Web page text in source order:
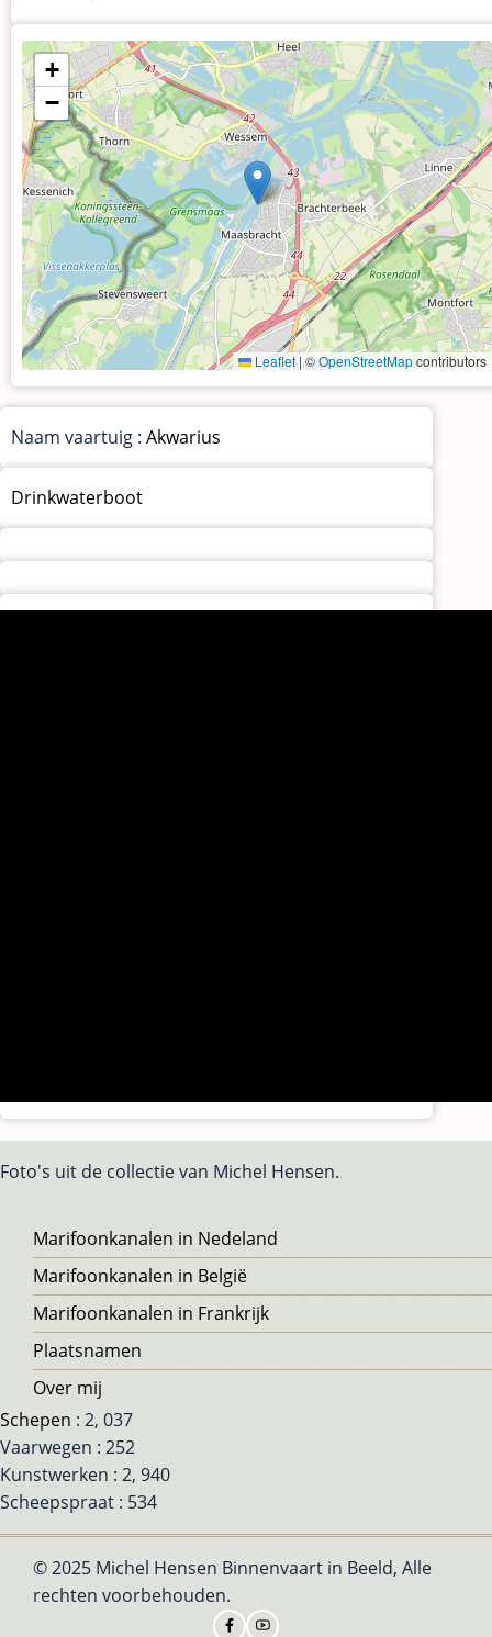
+
−
Leaflet |©OpenStreetMapcontributors
Naam vaartuig : Akwarius
Drinkwaterboot
Foto's uit de collectie van Michel Hensen.
Voet
Marifoonkanalen in Nedeland
Marifoonkanalen in België
Marifoonkanalen in Frankrijk
Plaatsnamen
Over mij
Schepen : 2, 037
Vaarwegen : 252
Kunstwerken : 2, 940
Scheepspraat : 534
© 2025 Michel Hensen Binnenvaart in Beeld, Alle
rechten voorbehouden.